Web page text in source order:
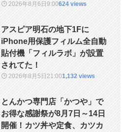
2026年8月6日9:00624 views
アスピア明石の地下1Fに
iPhone用保護フィルム全自動
貼付機「フィルラボ」が設置
されてた！
2026年8月5日21:001,132 views
とんかつ専門店「かつや」で
お得な感謝祭が8月7日～14日
開催！カツ丼や定食、カツカ